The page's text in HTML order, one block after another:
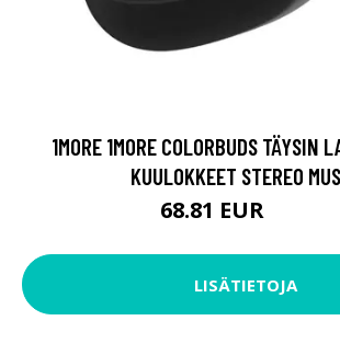
1MORE 1MORE COLORBUDS TÄYSIN
KUULOKKEET STEREO
68.81 EUR
LISÄTIETOJA